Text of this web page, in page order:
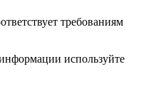
требованиям
используйте